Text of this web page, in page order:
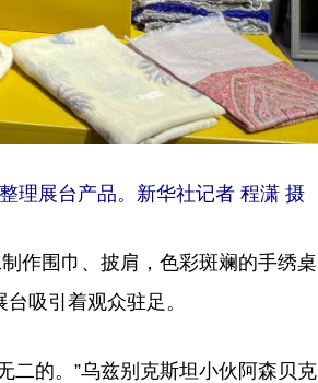
理展台产品。新华社记者 程潇 摄
作围巾、披肩，色彩斑斓的手绣桌
吸引着观众驻足。
的。”乌兹别克斯坦小伙阿森贝克